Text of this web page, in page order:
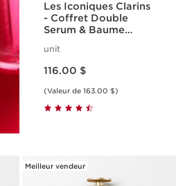
Les Iconiques Clarins
- Coffret Double
Serum & Baume
unit
116.00 $
(Valeur de 163.00 $)
Meilleur vendeur